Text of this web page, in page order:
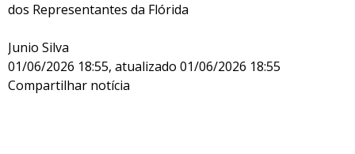
dos Representantes da Flórida
Junio Silva
01/06/2026 18:55, atualizado 01/06/2026 18:55
Compartilhar notícia